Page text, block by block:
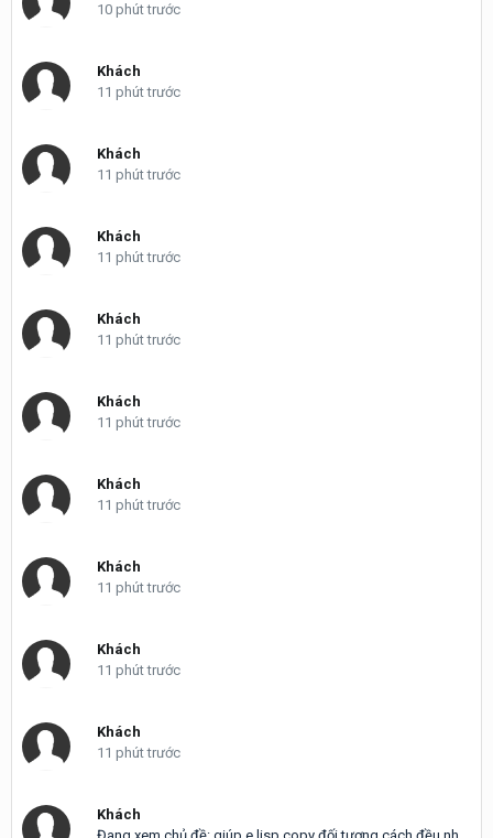
10 phút trước
Khách
11 phút trước
Khách
11 phút trước
Khách
11 phút trước
Khách
11 phút trước
Khách
11 phút trước
Khách
11 phút trước
Khách
11 phút trước
Khách
11 phút trước
Khách
11 phút trước
Khách